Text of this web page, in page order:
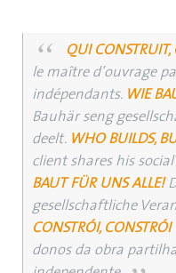
QUI
le maître d’ouvrage
indépendants. WIE
Bauhär seng
deelt. WHO BUILDS,
client shares his
BAUT FÜR UNS ALLE!
gesellschaftliche
CONSTRÓI,
donos da obra